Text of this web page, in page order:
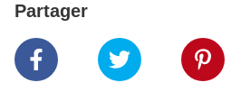
Partager